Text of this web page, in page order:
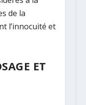
de la
l’innocuité et
ET